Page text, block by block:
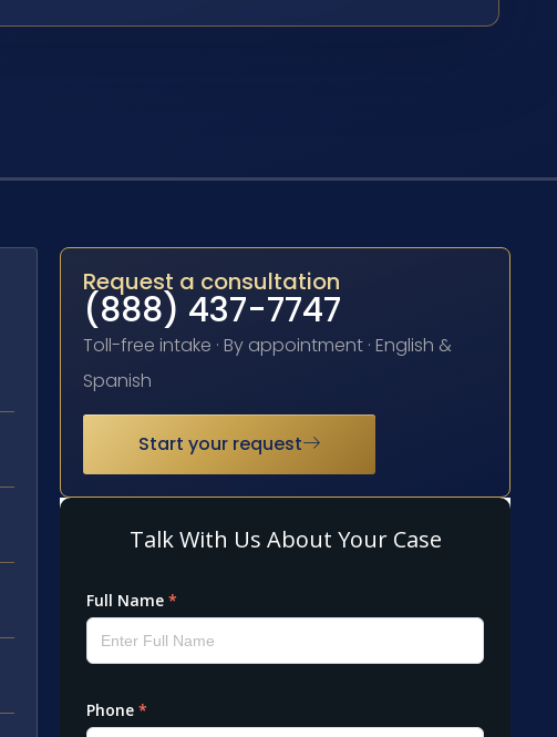
Request a consultation
(888) 437-7747
Toll-free intake · By appointment · English &
Spanish
Start your request